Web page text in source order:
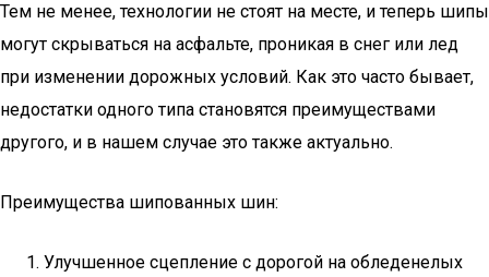
Тем не менее, технологии не стоят на месте, и теперь шипы
могут скрываться на асфальте, проникая в снег или лед
при изменении дорожных условий. Как это часто бывает,
недостатки одного типа становятся преимуществами
другого, и в нашем случае это также актуально.
Преимущества шипованных шин:
Улучшенное сцепление с дорогой на обледенелых